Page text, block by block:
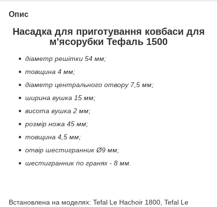
Опис
Насадка для приготування ковбаси для
м'ясорубки Тефаль 1500
діаметр решітки 54 мм;
товщина 4 мм;
діаметр центрального отвору 7,5 мм;
ширина вушка 15 мм;
висота вушка 2 мм;
розмір ножа 45 мм;
товщина 4,5 мм;
отвір шестигранник Ø9 мм;
шестигранник по гранях - 8 мм.
Встановлена на моделях: Tefal Le Hachoir 1800, Tefal Le